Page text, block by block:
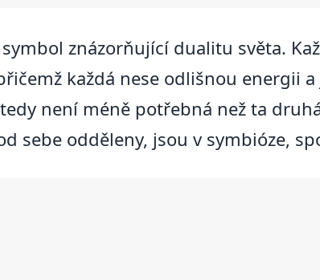
znázorňující dualitu světa.
každá nese odlišnou energii
není méně potřebná než ta
sebe odděleny, jsou v symbióze,